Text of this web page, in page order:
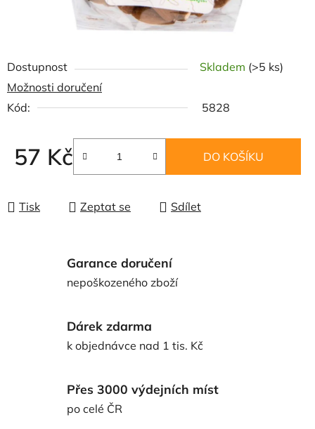
Dostupnost Skladem (>5 ks)
Možnosti doručení
Kód:
5828
57 Kč
Měrná cena:
DO KOŠÍKU
Tisk Zeptat se Sdílet
Garance doručení
nepoškozeného zboží
Dárek zdarma
k objednávce nad 1 tis. Kč
Přes 3000 výdejních míst
po celé ČR